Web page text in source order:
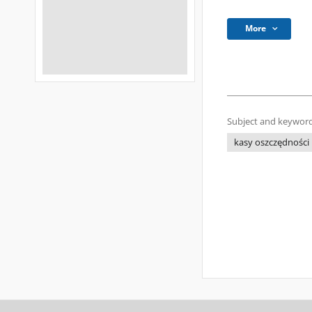
More
Subject and
kasy oszczędności